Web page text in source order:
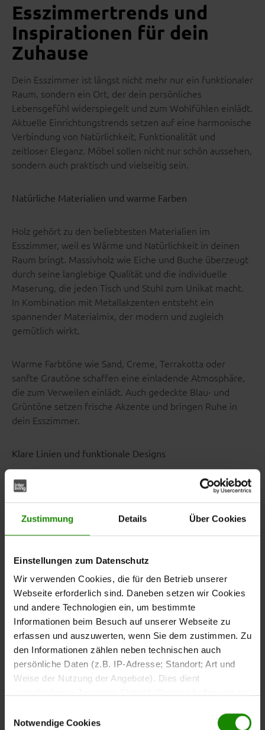
Zustimmung Details Über Cookies
Einstellungen zum Datenschutz
Wir verwenden Cookies, die für den Betrieb unserer
Webseite erforderlich sind. Daneben setzen wir Cookies
und andere Technologien ein, um bestimmte
Informationen beim Besuch auf unserer Webseite zu
erfassen und auszuwerten, wenn Sie dem zustimmen. Zu
den Informationen zählen neben technischen auch
persönliche Daten (z.B. IP-Adresse; Standort; Art und
Weise der Nutzung der Angebote). Dies dient
nutzen, indem sie Informationen sammeln und sie
Notwendige Cookies
Esszimmertrends und
Inspirationen für dein
Zuhause
Dein Esszimmer ist längst nicht mehr nur ein funktionaler
Raum, sondern ein Ort, der dein persönliches
Lebensgefühl widerspiegelt und zum Wohlfühlen einlädt.
Aktuelle Einrichtungstrends setzen auf eine harmonische
Verbindung von Natürlichkeit, Funktionalität und
zeitloser Eleganz. Möbel sollen nicht nur schön aussehen,
sondern auch praktisch und vielseitig sein.
Natürliche Materialien und warme Farben
Holz gehört zu den beliebtesten Materialien im
Esszimmer, weil es Wärme und Natürlichkeit in deinen
Raum bringt. Massivholz wie Eiche und Buche überzeugt
durch seine langlebige Qualität und die individuelle
Maserung, die jeden Tisch und Stuhl zum Unikat macht.
In Kombination mit Metallakzenten entsteht ein
spannender Materialmix, der modern und zugleich
gemütlich wirkt.
Warme Farbtöne wie Sand, Creme, Terrakotta oder
sanfte Grautöne schaffen eine einladende Atmosphäre,
die zum Verweilen einlädt. Auch gedeckte Blau- und
Grüntöne setzen frische Akzente und bringen Ruhe in
dein Esszimmer.
Klare Linien und funktionale Designs
Moderne Esszimmermöbel zeichnen sich durch klare,
reduzierte Formen aus, die sich flexibel in verschiedene
Wohnstile einfügen lassen. Multifunktionale Möbel mit
bieten dir Komfort und Flexibilität im Alltag.
Esszimmertische: Formen,
Materialien und
Funktionen
Der Tisch ist das Herzstück deines Esszimmers und prägt
maßgeblich die Atmosphäre. Die richtige Wahl von Form,